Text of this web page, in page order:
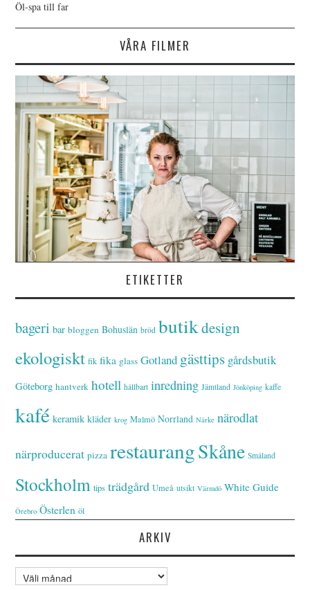
Öl-spa till far
VÅRA FILMER
ETIKETTER
bageri bar bloggen Bohuslän bröd butikdesign
ekologiskt fik fika glass Gotland gästtips gårdsbutik
Göteborg hantverk hotell hållbart inredning Jämtland Jönköping kaffe
kafé keramik kläder krog Malmö Norrland Närke närodlat
närproducerat pizza restaurangSkåne Småland
Stockholm tips trädgård Umeå utsikt Värmdö White Guide
Örebro Österlen öl
ARKIV
Arkiv